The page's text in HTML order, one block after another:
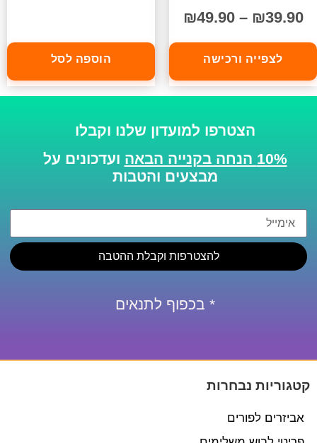
₪39.90
–
₪49.90
לצפייה ורכישה הוספה לסל
הצטרפו למועדון שלנו וקבלו
10% הנחה בקנייה הבאה
ועדכונים על
מבצעים והטבות
להצטרפות וקבלת ההטבה
* בכפוף לתנאים
קטגוריות נבחרות
אביזרים לפורים